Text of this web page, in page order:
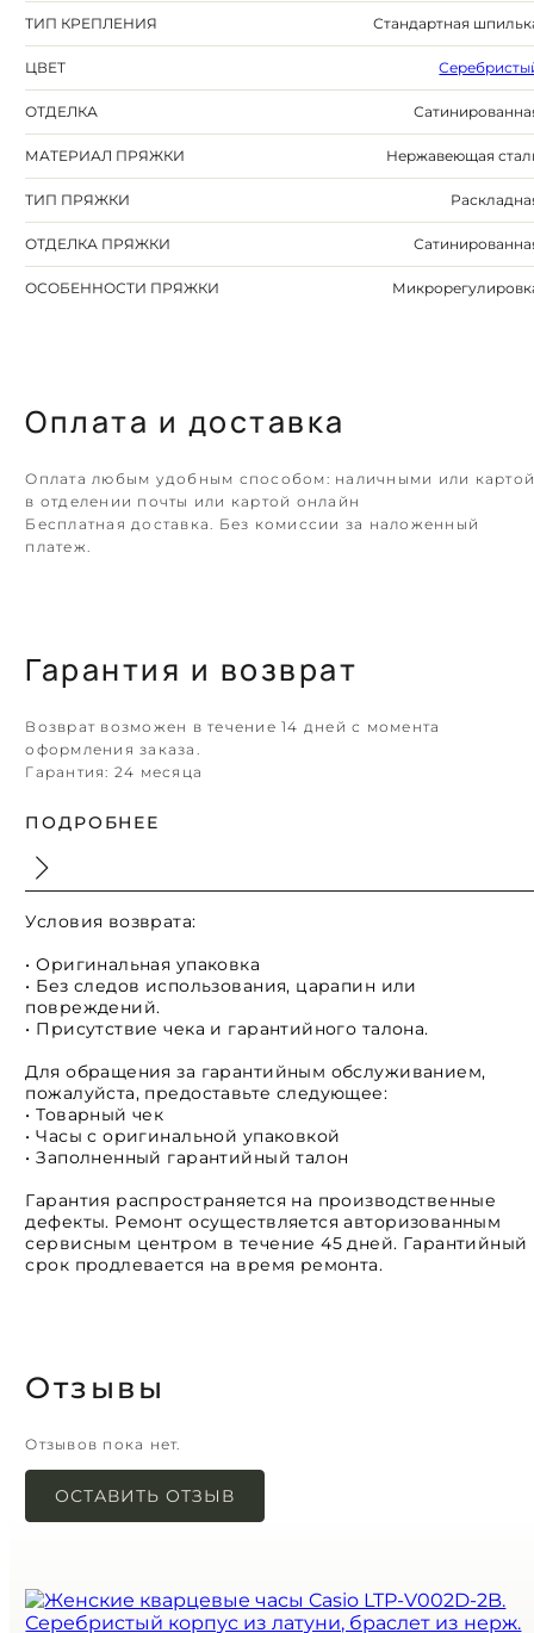
ТИП КРЕПЛЕНИЯ Стандартная
ЦВЕТ
ОТДЕЛКА
МАТЕРИАЛ ПРЯЖКИ Нержавеющая
ТИП ПРЯЖКИ
ОТДЕЛКА ПРЯЖКИ
ОСОБЕННОСТИ ПРЯЖКИ
Оплата и доставка
Оплата любым удобным способом: наличными или
в отделении почты или картой онлайн
Бесплатная доставка. Без комиссии за наложенный
платеж.
Гарантия и возврат
Возврат возможен в течение 14 дней с момента
оформления заказа.
Гарантия: 24 месяца
ПОДРОБНЕЕ
Условия возврата:
• Оригинальная упаковка
• Без следов использования, царапин или
повреждений.
• Присутствие чека и гарантийного талона.
Для обращения за гарантийным обслуживанием,
пожалуйста, предоставьте следующее:
• Товарный чек
• Часы с оригинальной упаковкой
• Заполненный гарантийный талон
Гарантия распространяется на производственные
дефекты. Ремонт осуществляется авторизованным
сервисным центром в течение 45 дней. Гарантийный
срок продлевается на время ремонта.
Отзывы
Отзывов пока нет.
ОСТАВИТЬ ОТЗЫВ
Имя*